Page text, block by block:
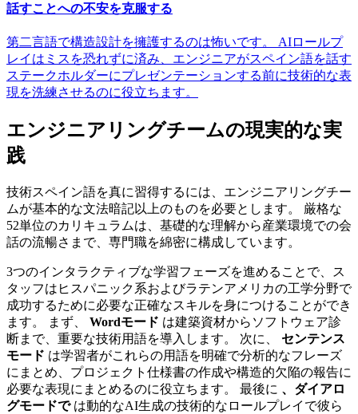
話すことへの不安を克服する
第二言語で構造設計を擁護するのは怖いです。 AIロールプ
レイはミスを恐れずに済み、エンジニアがスペイン語を話す
ステークホルダーにプレゼンテーションする前に技術的な表
現を洗練させるのに役立ちます。
エンジニアリングチームの現実的な実
践
技術スペイン語を真に習得するには、エンジニアリングチー
ムが基本的な文法暗記以上のものを必要とします。 厳格な
52単位のカリキュラムは、基礎的な理解から産業環境での会
話の流暢さまで、専門職を綿密に構成しています。
3つのインタラクティブな学習フェーズを進めることで、ス
タッフはヒスパニック系およびラテンアメリカの工学分野で
成功するために必要な正確なスキルを身につけることができ
ます。 まず、 Wordモード は建築資材からソフトウェア診
断まで、重要な技術用語を導入します。 次に、 センテンス
モード は学習者がこれらの用語を明確で分析的なフレーズ
にまとめ、プロジェクト仕様書の作成や構造的欠陥の報告に
必要な表現にまとめるのに役立ちます。 最後に 、ダイアロ
グモードでは動的なAI生成の技術的なロールプレイで彼ら